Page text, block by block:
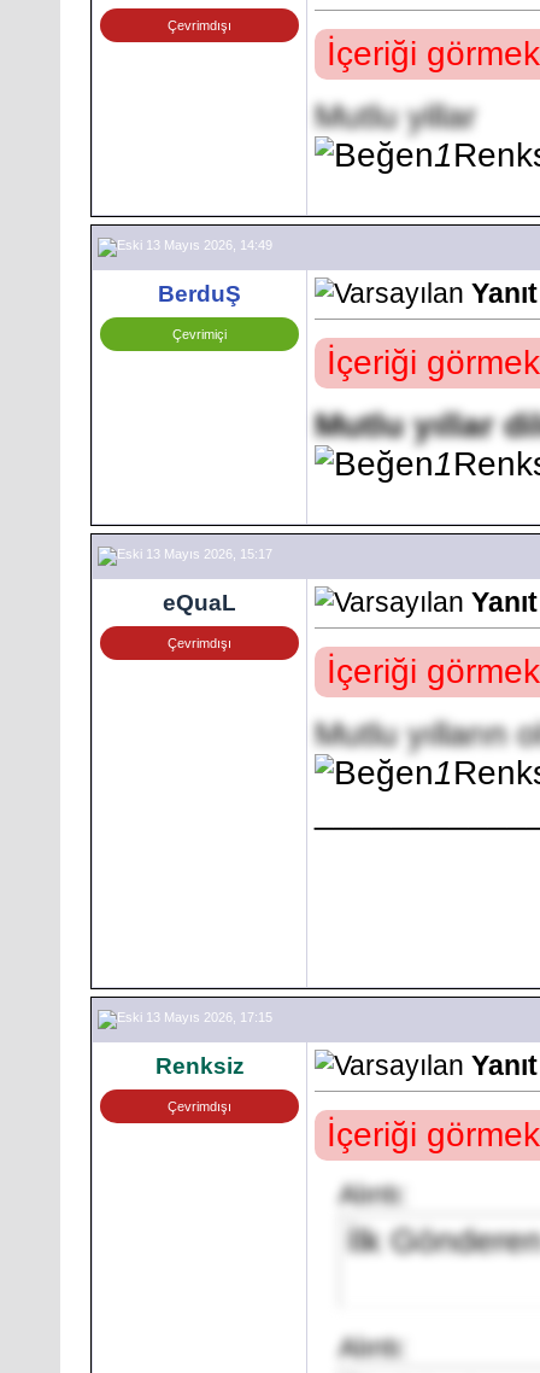
Çevrimdışı
İçeriği
Mutlu yillar
1
13 Mayıs 2026, 14:49
BerduŞ
Çevrimiçi
İçeriği
Mutlu yıllar
1
13 Mayıs 2026, 15:17
eQuaL
Çevrimdışı
İçeriği
Mutlu yılların
1
13 Mayıs 2026, 17:15
Renksiz
Çevrimdışı
İçeriği
Alıntı:
İlk
Alıntı: